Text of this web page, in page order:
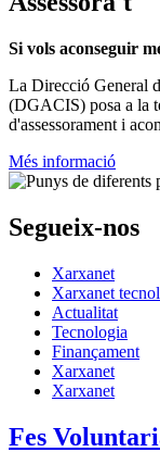
Si vols aconseguir
La Direcció General
(DGACIS) posa a la
d'assessorament i
Més informació
Segueix-nos
Xarxanet
Xarxanet
Actualitat
Tecnologia
Finançament
Xarxanet
Xarxanet
Fes